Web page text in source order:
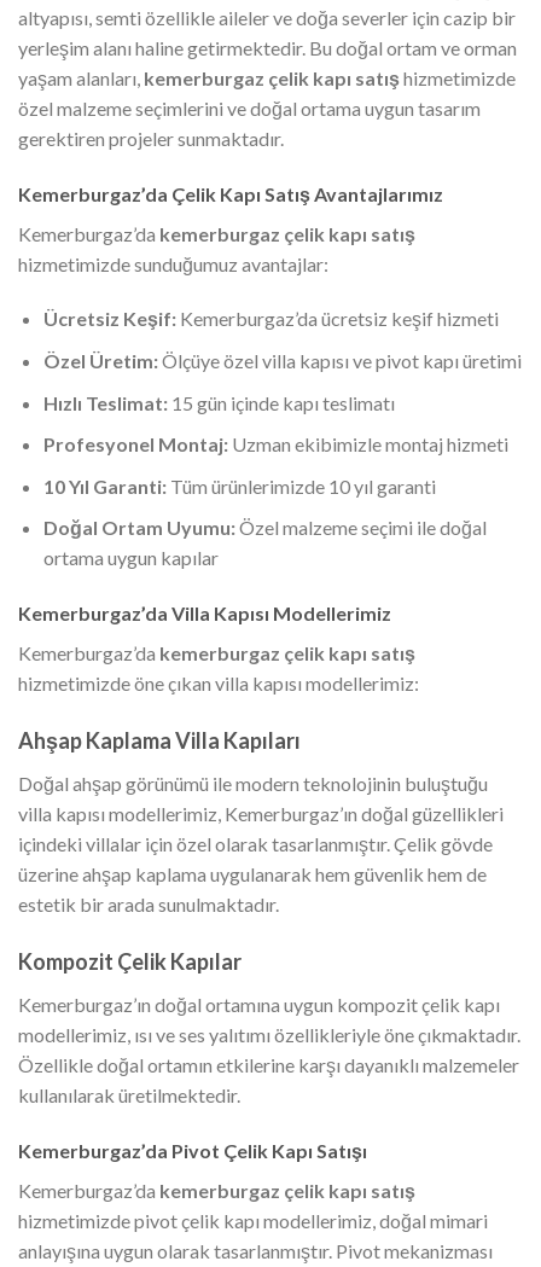
altyapısı, semti özellikle aileler ve doğa severler için cazip bir
yerleşim alanı haline getirmektedir. Bu doğal ortam ve orman
yaşam alanları, kemerburgaz çelik kapı satışhizmetimizde
özel malzeme seçimlerini ve doğal ortama uygun tasarım
gerektiren projeler sunmaktadır.
Kemerburgaz’da Çelik Kapı Satış Avantajlarımız
Kemerburgaz’da kemerburgaz çelik kapı satış
hizmetimizde sunduğumuz avantajlar:
Ücretsiz Keşif:Kemerburgaz’da ücretsiz keşif hizmeti
Özel Üretim:Ölçüye özel villa kapısı ve pivot kapı üretimi
Hızlı Teslimat:15 gün içinde kapı teslimatı
Profesyonel Montaj:Uzman ekibimizle montaj hizmeti
10 Yıl Garanti:Tüm ürünlerimizde 10 yıl garanti
Doğal Ortam Uyumu:Özel malzeme seçimi ile doğal
ortama uygun kapılar
Kemerburgaz’da Villa Kapısı Modellerimiz
Kemerburgaz’da kemerburgaz çelik kapı satış
hizmetimizde öne çıkan villa kapısı modellerimiz:
Ahşap Kaplama Villa Kapıları
Doğal ahşap görünümü ile modern teknolojinin buluştuğu
villa kapısı modellerimiz, Kemerburgaz’ın doğal güzellikleri
içindeki villalar için özel olarak tasarlanmıştır. Çelik gövde
üzerine ahşap kaplama uygulanarak hem güvenlik hem de
estetik bir arada sunulmaktadır.
Kompozit Çelik Kapılar
Kemerburgaz’ın doğal ortamına uygun kompozit çelik kapı
modellerimiz, ısı ve ses yalıtımı özellikleriyle öne çıkmaktadır.
Özellikle doğal ortamın etkilerine karşı dayanıklı malzemeler
kullanılarak üretilmektedir.
Kemerburgaz’da Pivot Çelik Kapı Satışı
Kemerburgaz’da kemerburgaz çelik kapı satış
hizmetimizde pivot çelik kapı modellerimiz, doğal mimari
anlayışına uygun olarak tasarlanmıştır. Pivot mekanizması